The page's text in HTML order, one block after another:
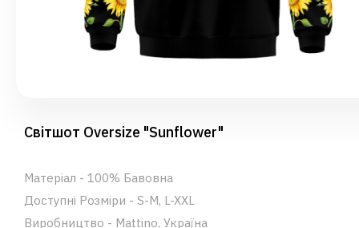
Світшот Oversize "Sunflower"
Матеріал - 100% Бавовна
Доступні Розміри - S-M, L-XXL
Виробництво - Mattino, Україна